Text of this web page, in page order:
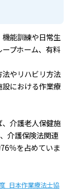
能訓練や日常生
プホーム、有料
やリハビリ方法
における作業療
介護老人保健施
介護保険法関連
％を占めていま
日本作業療法士協